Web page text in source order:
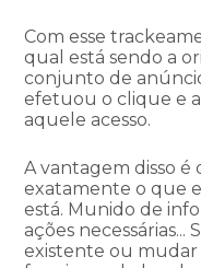
Com esse
qual está sendo a
conjunto de
efetuou o clique e
aquele acesso.
A vantagem disso
exatamente o que
está. Munido de
ações
existente ou mudar